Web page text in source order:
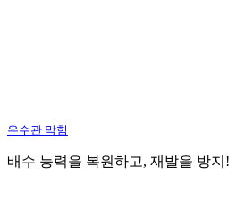
우수관 막힘
배수 능력을 복원하고, 재발을 방지!